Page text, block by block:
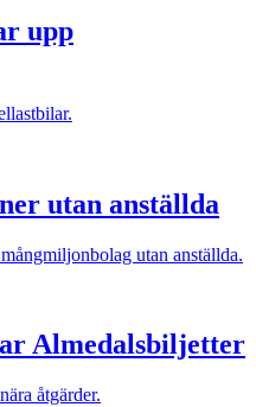
upp
utan anställda
utan anställda.
Almedalsbiljetter
åtgärder.